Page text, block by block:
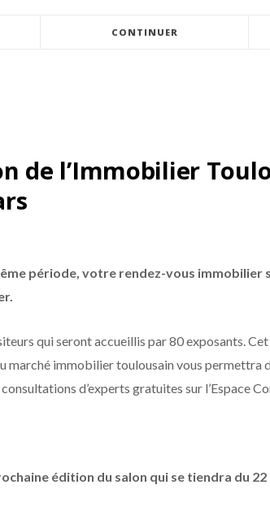
CONTINUER
de l’Immobilier
période, votre rendez-vous immobilier
qui seront accueillis par 80 exposants.
marché immobilier toulousain vous permettra
d’experts gratuites sur l’Espace
édition du salon qui se tiendra du 22